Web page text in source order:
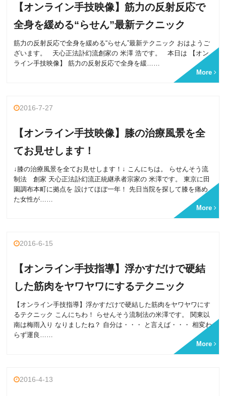
【オンライン手技映像】筋力の反射反応で
全身を緩める“らせん”最新テクニック
筋力の反射反応で全身を緩める“らせん”最新テクニック おはようご
ざいます。 天心正法訃幻流創家の 米澤 浩です。 本日は 【オン
ライン手技映像】 筋力の反射反応で全身を緩……
More
2016-7-27
【オンライン手技映像】膝の治療風景を全
てお見せします！
↓膝の治療風景を全てお見せします！↓ こんにちは。 らせんそう流
制法 創家 天心正法訃幻流正統継承者宗家の 米澤です。 東京に田
園調布本町に拠点を 設けてほぼ一年！ 先日当院を探して膝を痛め
た女性が……
More
2016-6-15
【オンライン手技指導】浮かすだけで硬結
した筋肉をヤワヤワにするテクニック
【オンライン手技指導】浮かすだけで硬結した筋肉をヤワヤワにす
るテクニック こんにちわ！ らせんそう流制法の米澤です。 関東以
南は梅雨入り なりましたね？ 自分は・・・ と言えば・・・ 相変わ
らず運良……
More
2016-4-13